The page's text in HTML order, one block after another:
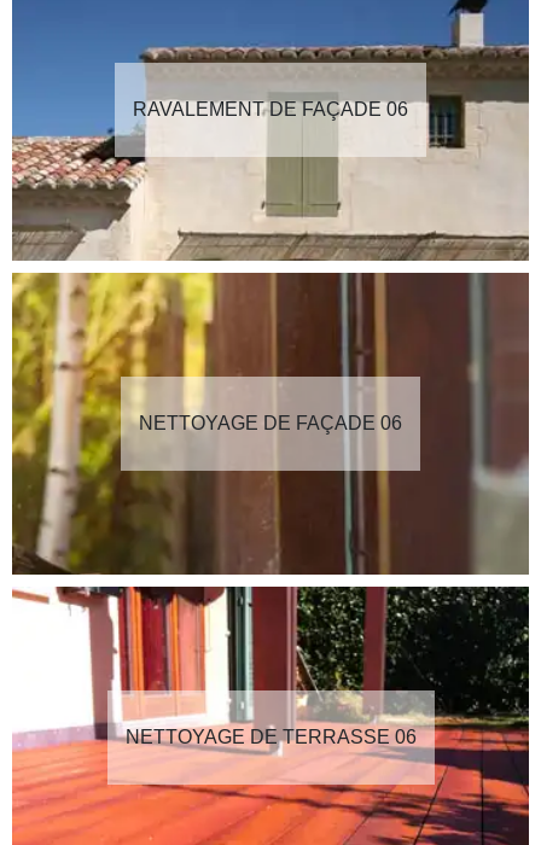
RAVALEMENT DE FAÇADE 06
NETTOYAGE DE FAÇADE 06
NETTOYAGE DE TERRASSE 06